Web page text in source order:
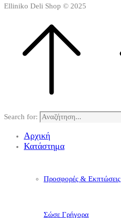
Elliniko Deli Shop © 2025
Search for:
Αρχική
Κατάστημα
Προσφορές & Εκπτώσεις
Σώσε Γρήγορα